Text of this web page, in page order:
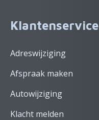
Klantenservice
Adreswijziging
Afspraak maken
Autowijziging
Klacht melden